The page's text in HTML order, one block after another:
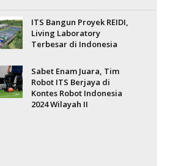
ITS Bangun Proyek REIDI,
Living Laboratory
Terbesar di Indonesia
Sabet Enam Juara, Tim
Robot ITS Berjaya di
Kontes Robot Indonesia
2024 Wilayah II